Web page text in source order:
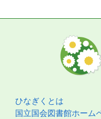
ひなぎくとは
国立国会図書館ホーム